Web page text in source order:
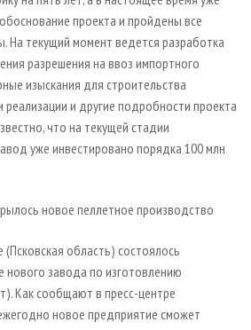
проекта и пройдены все
На текущий момент ведется разработка
разрешения на ввоз импортного
изыскания для строительства
и другие подробности проекта
что на текущей стадии
уже инвестировано порядка 100 млн
новое пеллетное производство
(Псковская область) состоялось
нового завода по изготовлению
Как сообщают в пресс-центре
новое предприятие сможет